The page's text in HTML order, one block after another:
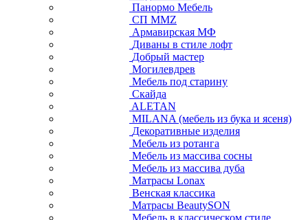
Панормо Мебель
СП ММZ
Армавирская МФ
Диваны в стиле лофт
Добрый мастер
Могилевдрев
Мебель под старину
Скайда
ALETAN
MILANA (мебель из бука и ясеня)
Декоративные изделия
Мебель из ротанга
Мебель из массива сосны
Мебель из массива дуба
Матрасы Lonax
Венская классика
Матрасы BeautySON
Мебель в классическом стиле